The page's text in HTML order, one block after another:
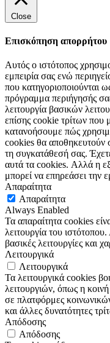
Close
Επισκόπηση απορρήτου
Αυτός ο ιστότοπος
εμπειρία σας ενώ
που κατηγοριοποιούνται
πρόγραμμα περιήγησής
λειτουργία βασικών
επίσης cookie τρίτων που
κατανοήσουμε πώς
cookies θα αποθηκευτούν
τη συγκατάθεσή σας.
αυτά τα cookies. Αλλά η
μπορεί να επηρεάσει την
Απαραίτητα
Απαραίτητα
Always Enabled
Τα απαραίτητα cookies
λειτουργία του
βασικές λειτουργίες και
Λειτουργικά
Λειτουργικά
Τα λειτουργικά cookies
λειτουργιών, όπως η
σε πλατφόρμες
και άλλες δυνατότητες
Απόδοσης
Απόδοσης